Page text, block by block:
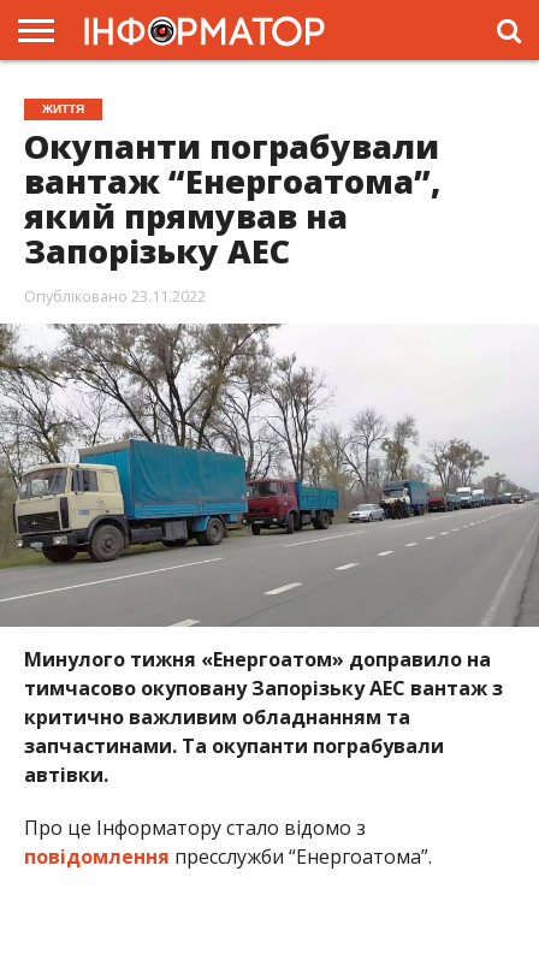
ГОЛОВНА
ЖИТТЯ
ВЛАДА
ГРОШІ
ТРЕШ
ПРЕС-
РЕЛІЗИ
РЕКЛАМА
ПРОЕКТИ
ЖИТТЯ
Окупанти пограбували
вантаж “Енергоатома”,
який прямував на
Запорізьку АЕС
Опубліковано 23.11.2022
Минулого тижня «Енергоатом» доправило на
тимчасово окуповану Запорізьку АЕС вантаж з
критично важливим обладнанням та
запчастинами. Та окупанти пограбували
автівки.
Про це Інформатору стало відомо з
повідомлення пресслужби “Енергоатома”.